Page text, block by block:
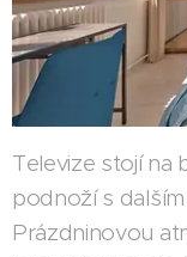
Televize stojí na
podnoží s
Prázdninovou